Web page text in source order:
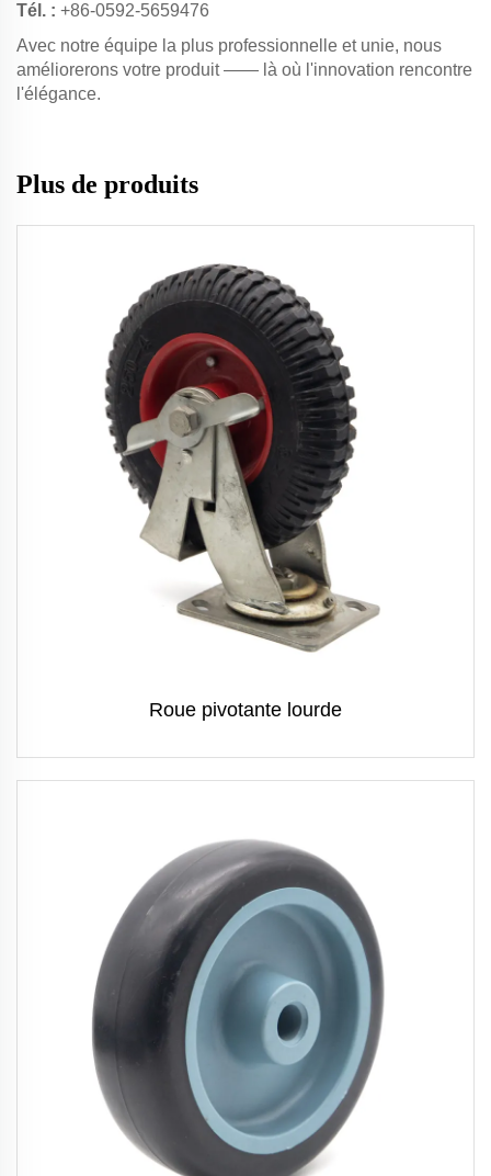
Tél. : +86-0592-5659476
Avec notre équipe la plus professionnelle et unie, nous
améliorerons votre produit —— là où l'innovation rencontre
l'élégance.
Plus de produits
Roue pivotante lourde